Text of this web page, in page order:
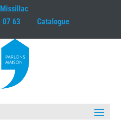
Missillac
07 63 Catalogue